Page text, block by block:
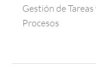
Gestión de Tareas
Procesos